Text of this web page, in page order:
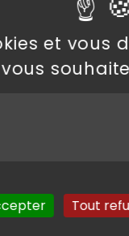
et vous
vous
Tout
et viticoles :
avant toute
une fiabilité